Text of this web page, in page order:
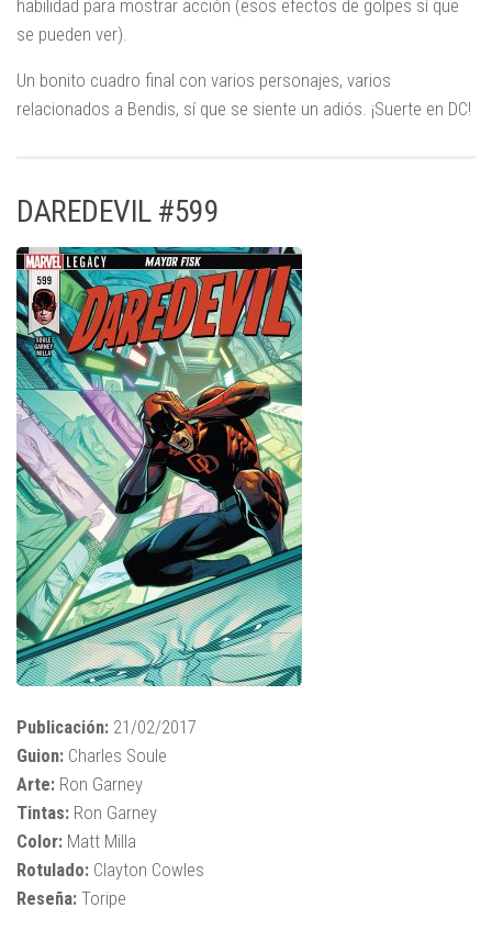
habilidad para mostrar acción (esos efectos de golpes sí que
se pueden ver).
Un bonito cuadro final con varios personajes, varios
relacionados a Bendis, sí que se siente un adiós. ¡Suerte en DC!
DAREDEVIL #599
Publicación: 21/02/2017
Guion: Charles Soule
Arte: Ron Garney
Tintas: Ron Garney
Color: Matt Milla
Rotulado: Clayton Cowles
Reseña: Toripe